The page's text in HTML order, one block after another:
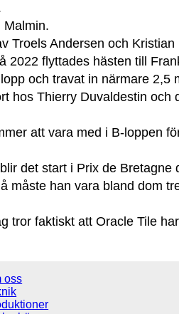
Malmin.
Troels Andersen och
flyttades hästen till
och travat in närmare 2,5
hos Thierry Duvaldestin
att vara med i B-loppen
det start i Prix de
måste han vara bland dom
tror faktiskt att Oracle Tile
oss